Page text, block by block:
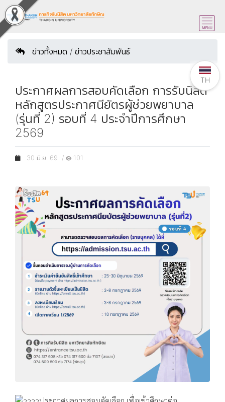
ข่าวทั้งหมด / ข่าวประชาสัมพันธ์
ประกาศผลการสอบคัดเลือก การรับนิสิต
หลักสูตรประกาศนียัตรผู้ช่วยพยาบาล
(รุ่นที่ 2) รอบที่ 4 ประจำปีการศึกษา
2569
30 มิ.ย. 69 / 101
TH